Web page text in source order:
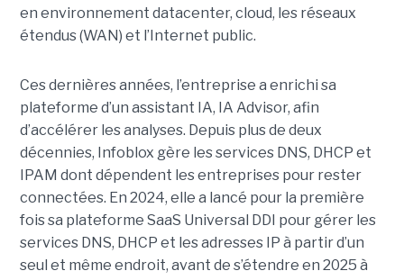
en environnement datacenter, cloud, les réseaux
étendus (WAN) et l’Internet public.
Ces dernières années, l’entreprise a enrichi sa
plateforme d’un assistant IA, IA Advisor, afin
d’accélérer les analyses. Depuis plus de deux
décennies, Infoblox gère les services DNS, DHCP et
IPAM dont dépendent les entreprises pour rester
connectées. En 2024, elle a lancé pour la première
fois sa plateforme SaaS Universal DDI pour gérer les
services DNS, DHCP et les adresses IP à partir d’un
seul et même endroit, avant de s’étendre en 2025 à